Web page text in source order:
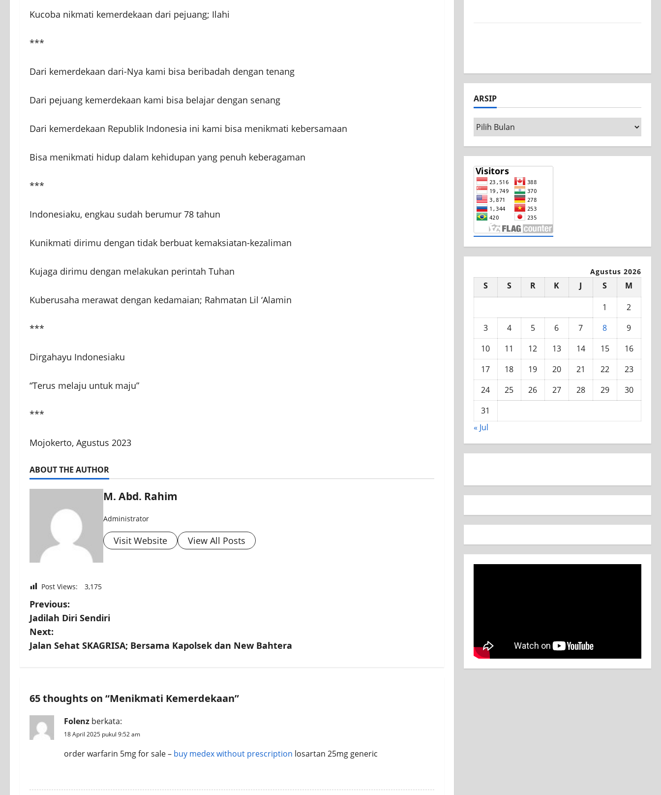
Kucoba nikmati kemerdekaan dari pejuang; Ilahi
***
Dari kemerdekaan dari-Nya kami bisa beribadah dengan tenang
Dari pejuang kemerdekaan kami bisa belajar dengan senang
Dari kemerdekaan Republik Indonesia ini kami bisa menikmati kebersamaan
Bisa menikmati hidup dalam kehidupan yang penuh keberagaman
***
Indonesiaku, engkau sudah berumur 78 tahun
Kunikmati dirimu dengan tidak berbuat kemaksiatan-kezaliman
Kujaga dirimu dengan melakukan perintah Tuhan
Kuberusaha merawat dengan kedamaian; Rahmatan Lil ‘Alamin
***
Dirgahayu Indonesiaku
“Terus melaju untuk maju”
***
Mojokerto, Agustus 2023
ABOUT THE AUTHOR
M. Abd. Rahim
Administrator
Visit Website View All Posts
Post Views: 3,175
Previous:
Jadilah Diri Sendiri
Next:
Jalan Sehat SKAGRISA; Bersama Kapolsek dan New Bahtera
65 thoughts on “Menikmati Kemerdekaan”
Folenz berkata:
18 April 2025 pukul 9:52 am
order warfarin 5mg for sale – buy medex without prescription losartan 25mg generic
ARSIP
Agustus 2026
S S R K J S
M
1
2
3
4 5 6 7 8
9
10
11 12 13 14 15
16
17
18 19 20 21 22
23
24
25 26 27 28 29
30
31
« Jul